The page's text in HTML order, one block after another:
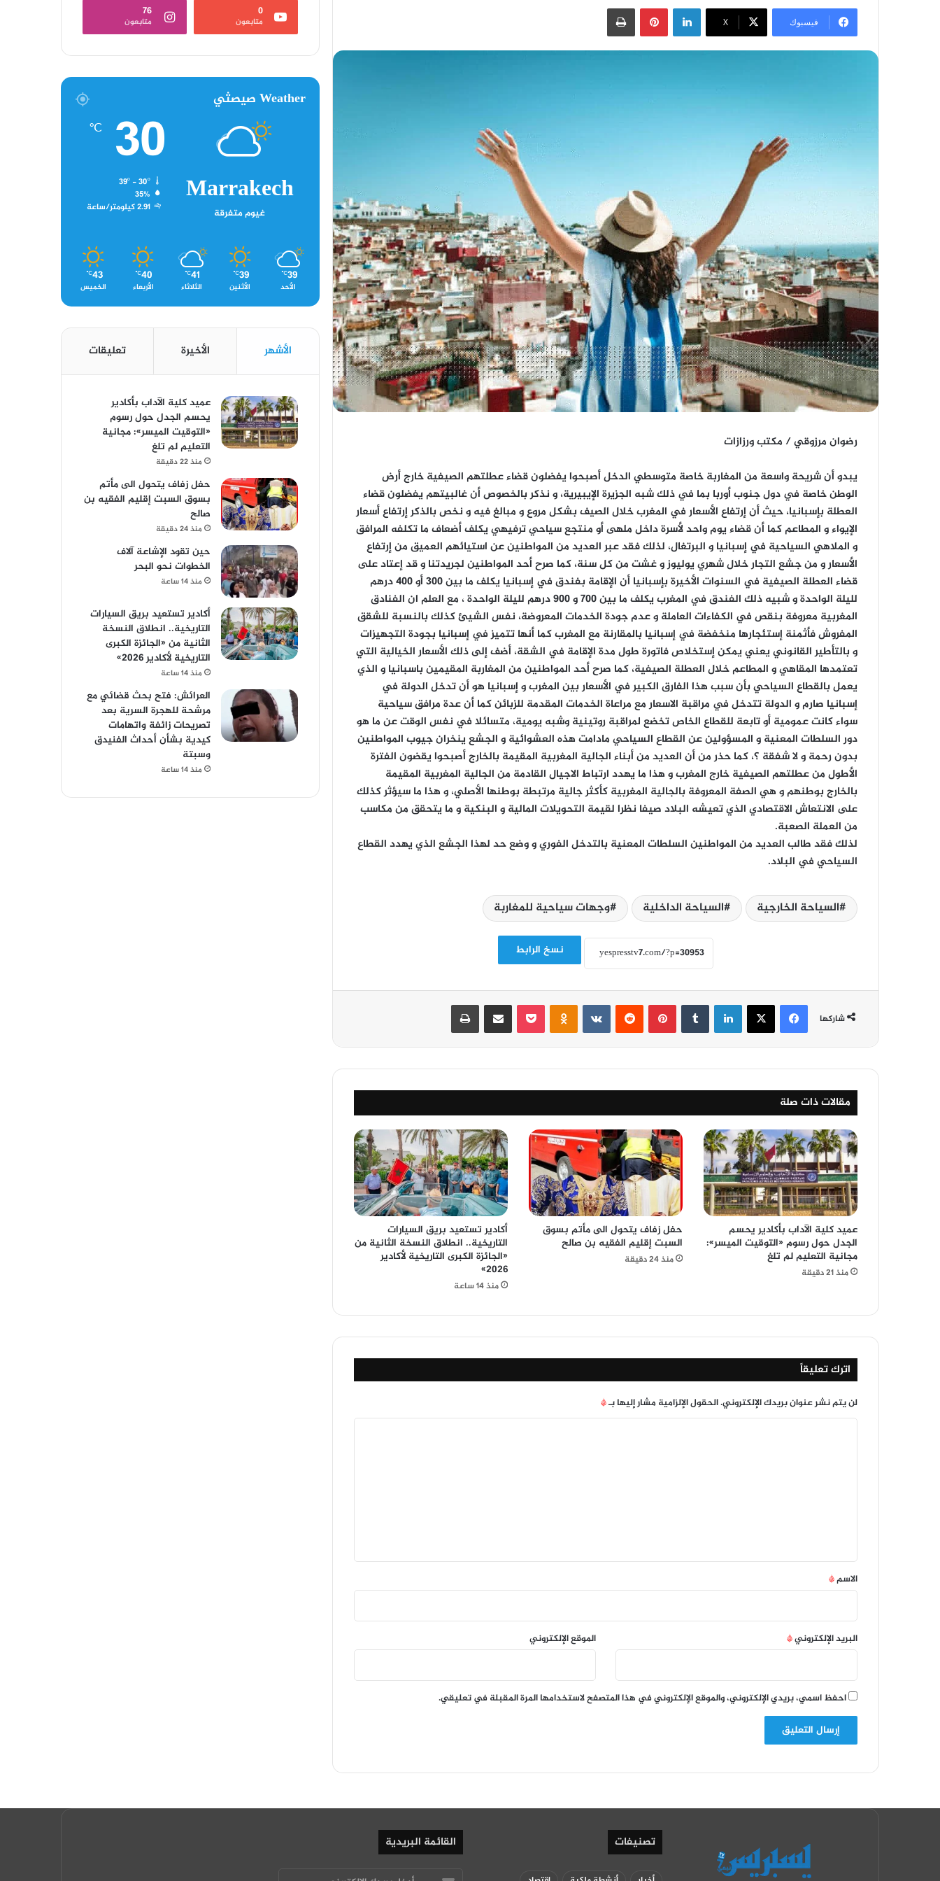
فيسبوك ‫X
لينكدإن بينتيريست
رضوان مرزوقي / مكتب ورزازات
يبدو أن شريحة واسعة من المغاربة خاصة متوسطي الدخل أصبحوا يفضلون قضاء عطلتهم الصيفية خارج أرض
الوطن خاصة في دول جنوب أوربا بما في ذلك شبه الجزيرة الإيبيرية، و نذكر بالخصوص أن غالبيتهم يفضلون قضاء
العطلة بإسبانيا، حيث أن إرتفاع الأسعار في المغرب خلال الصيف بشكل مروع و مبالغ فيه و نخص بالذكر إرتفاع أسعار
الإيواء و المطاعم كما أن قضاء يوم واحد لأسرة داخل ملهى أو منتجع سياحي ترفيهي يكلف أضعاف ما تكلفه المرافق
و الملاهي السياحية في إسبانيا و البرتغال، لذلك فقد عبر العديد من المواطنين عن استيائهم العميق من إرتفاع
الأسعار و من جشع التجار خلال شهري يوليوز و غشت من كل سنة، كما صرح أحد المواطنين لجريدتنا و قد إعتاد على
قضاء العطلة الصيفية في السنوات الأخيرة بإسبانيا أن الإقامة بفندق في إسبانيا يكلف ما بين 300 أو 400 درهم
لليلة الواحدة و شبيه ذلك الفندق في المغرب يكلف ما بين 700 و 900 درهم لليلة الواحدة ، مع العلم ان الفنادق
المغربية معروفة بنقص في الكفاءات العاملة و عدم جودة الخدمات المعروضة، نفس الشيئ كذلك بالنسبة للشقق
المفروش فأثمنة إستئجارها منخفضة في إسبانيا بالمقارنة مع المغرب كما أنها تتميز في إسبانيا بجودة التجهيزات
و بالتأطير القانوني يعني يمكن إستخلاص فاتورة طول مدة الإقامة في الشقة، أضف إلى ذلك الأسعار الخيالية التي
تعتمدها المقاهي و المطاعم خلال العطلة الصيفية، كما صرح أحد المواطنين من المغاربة المقيمين باسبانيا و الذي
يعمل بالقطاع السياحي بأن سبب هذا الفارق الكبير في الأسعار بين المغرب و إسبانيا هو أن تدخل الدولة في
إسبانيا صارم و الدولة تتدخل في مراقبة الاسعار مع مراعاة الخدمات المقدمة للزبائن كما أن عدة مرافق سياحية
سواء كانت عمومية أو تابعة للقطاع الخاص تخضع لمراقبة روتينية وشبه يومية، متسائلا في نفس الوقت عن ما هو
دور السلطات المعنية و المسؤولين عن القطاع السياحي مادامت هذه العشوائية و الجشع ينخران جيوب المواطنين
بدون رحمة و لا شفقة ؟، كما حذر من أن العديد من أبناء الجالية المغربية المقيمة بالخارج أصبحوا يقضون الفترة
الأطول من عطلتهم الصيفية خارج المغرب و هذا ما يهدد ارتباط الاجيال القادمة من الجالية المغربية المقيمة
بالخارج بوطنهم و هي الصفة المعروفة بالجالية المغربية كأكثر جالية مرتبطة بوطنها الأصلي، و هذا ما سيؤثر كذلك
على الانتعاش الاقتصادي الذي تعيشه البلاد صيفا نظرا لقيمة التحويلات المالية و البنكية و ما يتحقق من مكاسب
من العملة الصعبة.
لذلك فقد طالب العديد من المواطنين السلطات المعنية بالتدخل الفوري و وضع حد لهذا الجشع الذي يهدد القطاع
السياحي في البلاد.
السياحة الخارجية السياحة الداخلية وجهات سياحية للمغاربة
نسخ الرابط
شاركها
فيسبوك ‫X لينكدإن بينتيريست مشاركة عبر البريد
مقالات ذات صلة
عميد كلية الآداب بأكادير يحسم
الجدل حول رسوم «التوقيت الميسر»:
مجانية التعليم لم تلغ
منذ 21 دقيقة
حفل زفاف يتحول الى مأتم بسوق
السبت إقليم الفقيه بن صالح
منذ 24 دقيقة
أكادير تستعيد بريق السيارات
التاريخية.. انطلاق النسخة الثانية من
«الجائزة الكبرى التاريخية لأكادير
2026»
منذ 14 ساعة
اترك تعليقاً
لن يتم نشر عنوان بريدك الإلكتروني.الحقول الإلزامية مشار إليها بـ*
*
الاسم*
البريد الإلكتروني* الموقع الإلكتروني
احفظ اسمي، بريدي الإلكتروني، والموقع الإلكتروني في هذا المتصفح لاستخدامها المرة المقبلة في تعليقي.
0
متابعون
76
متابعون
Weather صيصثي
Marrakech
غيوم متفرقة
30
℃
39º - 30º
35%
2.91 كيلومتر/ساعة
39
℃
الأحد
39
℃
الأثنين
41
℃
الثلاثاء
40
℃
الأربعاء
43
℃
الخميس
الأشهر الأخيرة تعليقات
عميد كلية الآداب بأكادير
يحسم الجدل حول رسوم
«التوقيت الميسر»: مجانية
التعليم لم تلغ
منذ 22 دقيقة
حفل زفاف يتحول الى مأتم
بسوق السبت إقليم الفقيه بن
صالح
منذ 24 دقيقة
حين تقود الإشاعة آلاف
الخطوات نحو البحر
منذ 14 ساعة
أكادير تستعيد بريق السيارات
التاريخية.. انطلاق النسخة
الثانية من «الجائزة الكبرى
التاريخية لأكادير 2026»
منذ 14 ساعة
العرائش: فتح بحث قضائي مع
مرشحة للهجرة السرية بعد
تصريحات زائفة واتهامات
كيدية بشأن أحداث الفنيدق
وسبتة
منذ 14 ساعة
تصنيفات القائمة البريدية
أدخل